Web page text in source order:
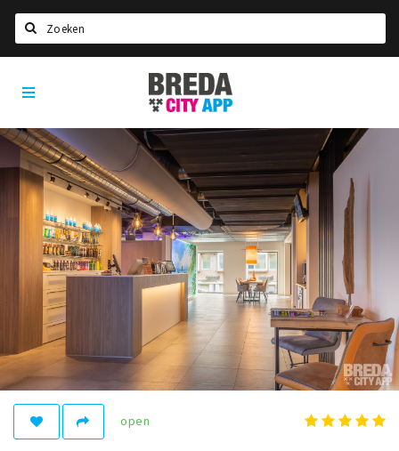
Home
Agenda
Deals
Party pics
Nieuws, interviews & blogs
Eten
Drinken
Slapen
Recreatief
Winkels
Winkelgebieden
Breda
City
App
open